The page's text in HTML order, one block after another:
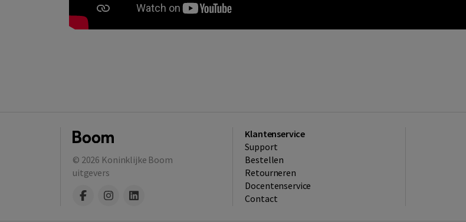
© 2026 Koninklijke Boom
uitgevers
Klantenservice
Support
Bestellen
​Retourneren
Docentenservice
Contact